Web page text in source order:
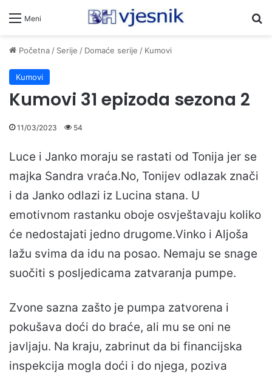
Meni
Početna/ Serije / Domaće serije / Kumovi
Kumovi
Kumovi 31 epizoda sezona 2
11/03/2023 54
Luce i Janko moraju se rastati od Tonija jer se
majka Sandra vraća.No, Tonijev odlazak znači
i da Janko odlazi iz Lucina stana. U
emotivnom rastanku oboje osvještavaju koliko
će nedostajati jedno drugome.Vinko i Aljoša
lažu svima da idu na posao. Nemaju se snage
suočiti s posljedicama zatvaranja pumpe.
Zvone sazna zašto je pumpa zatvorena i
pokušava doći do braće, ali mu se oni ne
javljaju. Na kraju, zabrinut da bi financijska
inspekcija mogla doći i do njega, poziva